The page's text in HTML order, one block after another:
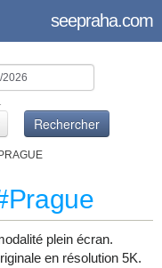
seepraha.com
Rechercher
PRAGUE
plein écran.
en résolution 5K.